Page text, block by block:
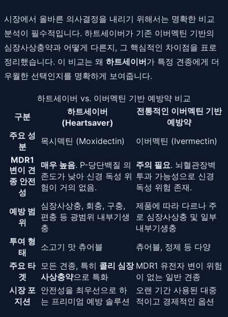
시장에서 올바른 의사결정을 내리기 위해서는 명확한 비교
분석이 필수적입니다. 하트세이버가 기존 이버멕틴 기반의
심장사상충약과 어떻게 다른지, 그 핵심적인 차이점을 표로
정리했습니다. 이 비교는 왜 하트세이버가 특정 견종에게 더
우월한 선택인지를 명확하게 보여줍니다.
하트세이버 vs. 이버멕틴 기반 예방약 비교
구분
하트세이버
(Heartsaver)
전통적인 이버멕틴 기반
예방약
주요 성
분
목시덱틴 (Moxidectin)
이버멕틴 (Ivermectin)
MDR1
변이 견
종 안전
성
매우 높음. P-당단백질 의
존도가 낮아 신경 독성 위
험이 거의 없음.
주의 필요. 뇌혈관장벽
투과 가능성으로 신경
독성 위험 존재.
예방 범
위
심장사상충, 회충, 구충,
편충 등 광범위 내부기생
충
제품에 따라 다르나 주
로 심장사상충 및 일부
내부기생충
투여 형
태
소고기 맛 츄어블
츄어블, 정제 등 다양
주요 타
겟
모든 견종, 특히 콜리 심장
사상충약으로 특화
MDR1 유전자 변이 위험
이 없는 일반 견종
시장 포
지션
안전성을 최우선으로 하
는 프리미엄 예방 솔루션
오랜 기간 사용된 대중
적이고 경제적인 옵션